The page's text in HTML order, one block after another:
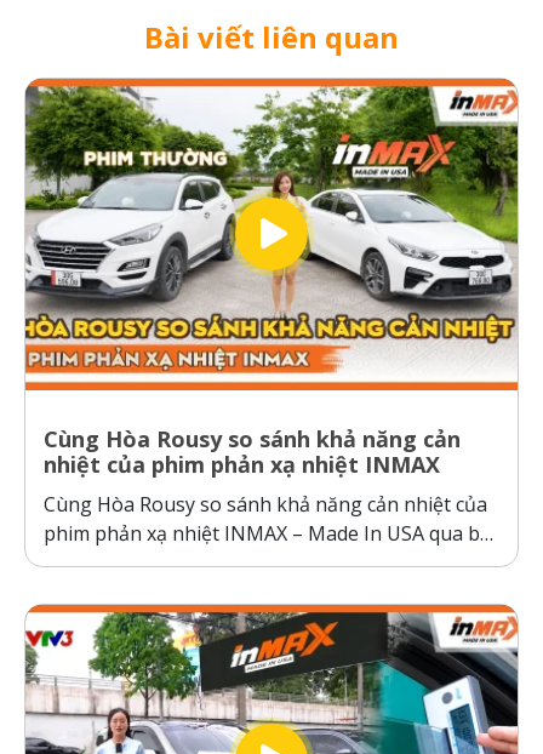
Bài viết liên quan
Cùng Hòa Rousy so sánh khả năng cản
nhiệt của phim phản xạ nhiệt INMAX
Cùng Hòa Rousy so sánh khả năng cản nhiệt của
phim phản xạ nhiệt INMAX – Made In USA qua bài
kiểm tra so sánh trực diện đầy thuyết phục.
thường hoạt động theo cơ chế giữ nhiệt trên
kính,...